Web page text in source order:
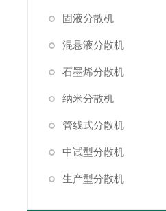
固液分散机
混悬液分散机
石墨烯分散机
纳米分散机
管线式分散机
中试型分散机
生产型分散机